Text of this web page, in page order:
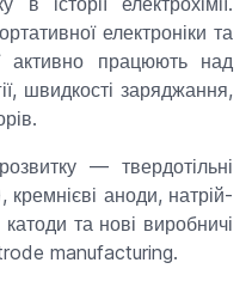
електроніки та
активно працюють над
швидкості заряджання,
— твердотільні
аноди, натрій-
катоди та нові виробничі
manufacturing.